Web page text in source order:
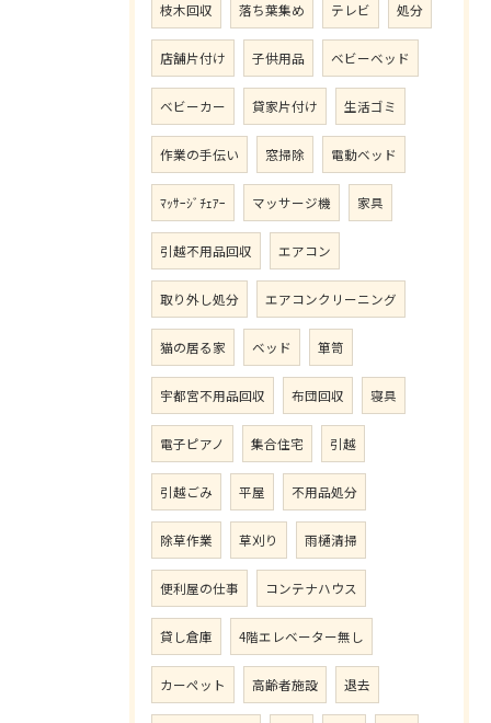
枝木回収 落ち葉集め テレビ 処分
店舗片付け 子供用品 ベビーベッド
ベビーカー 貸家片付け 生活ゴミ
作業の手伝い 窓掃除 電動ベッド
ﾏｯｻｰｼﾞﾁｪｱｰ マッサージ機 家具
引越不用品回収 エアコン
取り外し処分 エアコンクリーニング
猫の居る家 ベッド 箪笥
宇都宮不用品回収 布団回収 寝具
電子ピアノ 集合住宅 引越
引越ごみ 平屋 不用品処分
除草作業 草刈り 雨樋清掃
便利屋の仕事 コンテナハウス
貸し倉庫 4階エレベーター無し
カーペット 高齢者施設 退去